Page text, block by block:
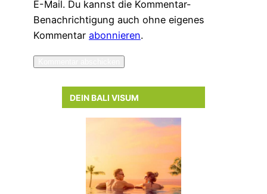
E-Mail. Du kannst die Kommentar-
Benachrichtigung auch ohne eigenes
Kommentar abonnieren.
DEIN BALI VISUM